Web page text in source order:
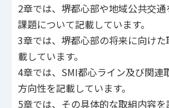
2章では、堺都心部や地域公共交通
課題について記載しています。
3章では、堺都心部の将来に向け
載しています。
4章では、SMI都心ライン及び関連
方向性を記載しています。
5章では、その具体的な取組内容を